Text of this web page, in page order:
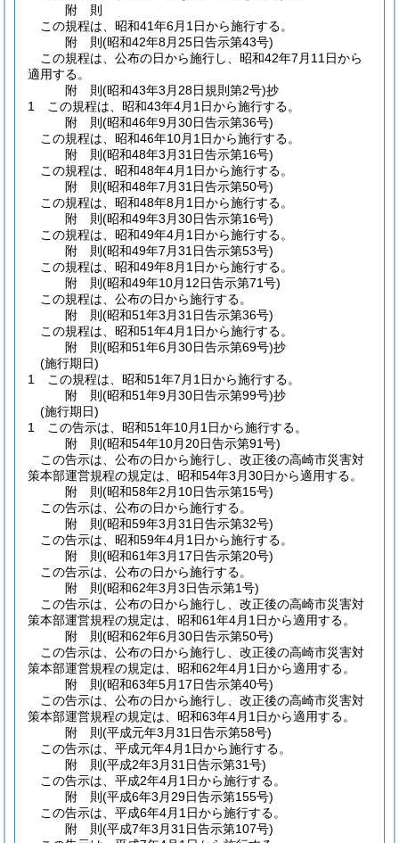
附 則
この規程は、昭和41年6月1日から施行する。
附 則(昭和42年8月25日告示第43号)
この規程は、公布の日から施行し、昭和42年7月11日から
適用する。
附 則(昭和43年3月28日規則第2号)抄
1
この規程は、昭和43年4月1日から施行する。
附 則(昭和46年9月30日告示第36号)
この規程は、昭和46年10月1日から施行する。
附 則(昭和48年3月31日告示第16号)
この規程は、昭和48年4月1日から施行する。
附 則(昭和48年7月31日告示第50号)
この規程は、昭和48年8月1日から施行する。
附 則(昭和49年3月30日告示第16号)
この規程は、昭和49年4月1日から施行する。
附 則(昭和49年7月31日告示第53号)
この規程は、昭和49年8月1日から施行する。
附 則(昭和49年10月12日告示第71号)
この規程は、公布の日から施行する。
附 則(昭和51年3月31日告示第36号)
この規程は、昭和51年4月1日から施行する。
附 則(昭和51年6月30日告示第69号)抄
(施行期日)
1
この規程は、昭和51年7月1日から施行する。
附 則(昭和51年9月30日告示第99号)抄
(施行期日)
1
この告示は、昭和51年10月1日から施行する。
附 則(昭和54年10月20日告示第91号)
この告示は、公布の日から施行し、改正後の高崎市災害対
策本部運営規程の規定は、昭和54年3月30日から適用する。
附 則(昭和58年2月10日告示第15号)
この告示は、公布の日から施行する。
附 則(昭和59年3月31日告示第32号)
この告示は、昭和59年4月1日から施行する。
附 則(昭和61年3月17日告示第20号)
この告示は、公布の日から施行する。
附 則(昭和62年3月3日告示第1号)
この告示は、公布の日から施行し、改正後の高崎市災害対
策本部運営規程の規定は、昭和61年4月1日から適用する。
附 則(昭和62年6月30日告示第50号)
この告示は、公布の日から施行し、改正後の高崎市災害対
策本部運営規程の規定は、昭和62年4月1日から適用する。
附 則(昭和63年5月17日告示第40号)
この告示は、公布の日から施行し、改正後の高崎市災害対
策本部運営規程の規定は、昭和63年4月1日から適用する。
附 則(平成元年3月31日告示第58号)
この告示は、平成元年4月1日から施行する。
附 則(平成2年3月31日告示第31号)
この告示は、平成2年4月1日から施行する。
附 則(平成6年3月29日告示第155号)
この告示は、平成6年4月1日から施行する。
附 則(平成7年3月31日告示第107号)